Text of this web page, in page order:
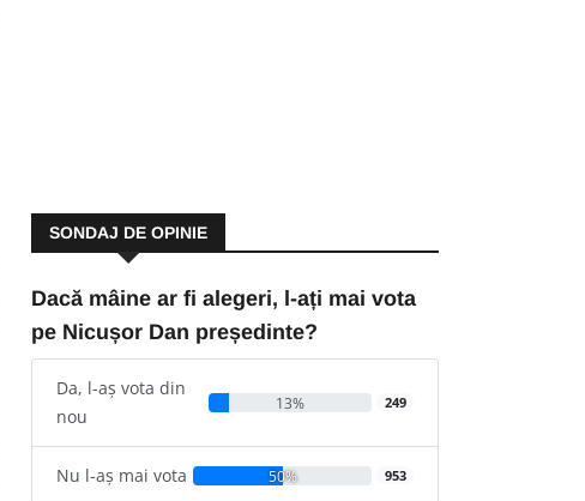
SONDAJ DE OPINIE
Dacă mâine ar fi alegeri, l-ați mai vota
pe Nicușor Dan președinte?
Da, l-aș vota din
nou
13% 249
Nu l-aș mai vota 50% 953